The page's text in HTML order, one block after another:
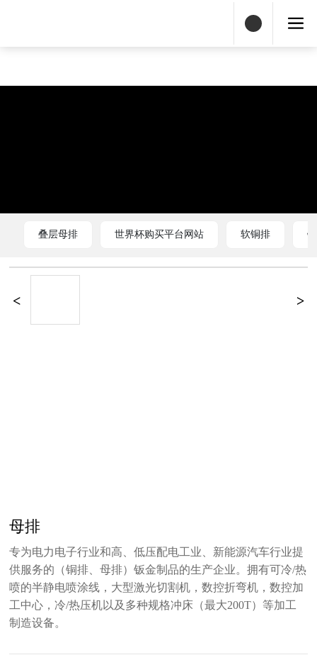
世界杯购买平台网站
叠层母排 世界杯购买平台网站 软铜排
母排
专为电力电子行业和高、低压配电工业、新能源汽车行业提
供服务的（铜排、母排）钣金制品的生产企业。拥有可冷/热
喷的半静电喷涂线，大型激光切割机，数控折弯机，数控加
工中心，冷/热压机以及多种规格冲床（最大200T）等加工
制造设备。